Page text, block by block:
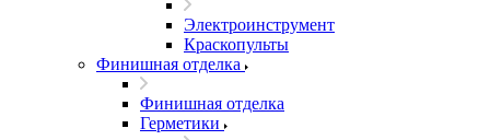
Электроинструмент
Краскопульты
Финишная отделка
Финишная отделка
Герметики